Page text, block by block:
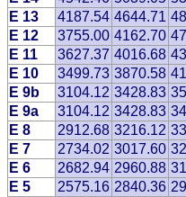
E 13
4187.54 4644.71
E 12
3755.00 4162.70
E 11
3627.37 4016.68
E 10
3499.73 3870.58
E 9b
3104.12 3428.83
E 9a
3104.12 3428.83
E 8
2912.68 3216.12
E 7
2734.02 3017.60
E 6
2682.94 2960.88
E 5
2575.16 2840.36